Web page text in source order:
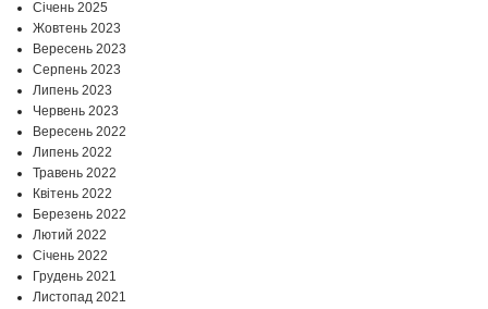
Січень 2025
Жовтень 2023
Вересень 2023
Серпень 2023
Липень 2023
Червень 2023
Вересень 2022
Липень 2022
Травень 2022
Квітень 2022
Березень 2022
Лютий 2022
Січень 2022
Грудень 2021
Листопад 2021